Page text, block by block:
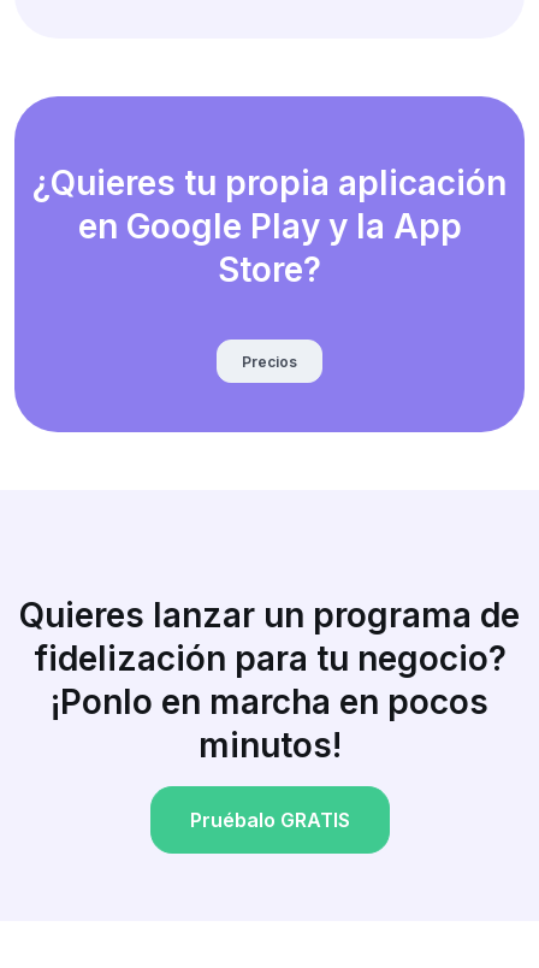
¿Quieres tu propia aplicación
en Google Play y la App
Store?
Precios
Quieres lanzar un programa de
fidelización para tu negocio?
¡Ponlo en marcha en pocos
minutos!
Pruébalo GRATIS